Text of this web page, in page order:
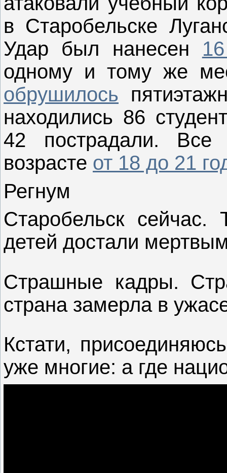
в Старобельске
Удар был нанесен
одному и тому же
обрушилось
находились 86
42 пострадали.
возрасте от 18 до 21
Регнум
Старобельск
детей достали
Страшные кадры.
страна замерла в
Кстати,
уже многие: а где